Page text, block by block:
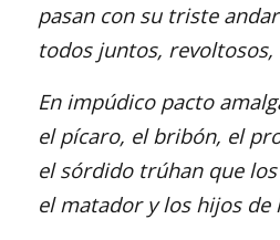
pasan con su triste
todos juntos, revoltosos,
En impúdico pacto
el pícaro, el bribón, el
el sórdido trúhan que
el matador y los hijos de